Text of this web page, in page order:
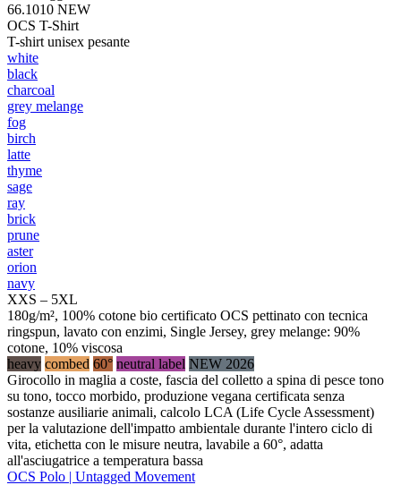
66.1010 NEW
OCS T-Shirt
T-shirt unisex pesante
white
black
charcoal
grey melange
fog
birch
latte
thyme
sage
ray
brick
prune
aster
orion
navy
XXS – 5XL
180g/m², 100% cotone bio certificato OCS pettinato con tecnica
ringspun, lavato con enzimi, Single Jersey, grey melange: 90%
cotone, 10% viscosa
heavy combed 60° neutral label NEW 2026
Girocollo in maglia a coste, fascia del colletto a spina di pesce tono
su tono, tocco morbido, produzione vegana certificata senza
sostanze ausiliarie animali, calcolo LCA (Life Cycle Assessment)
per la valutazione dell'impatto ambientale durante l'intero ciclo di
vita, etichetta con le misure neutra, lavabile a 60°, adatta
all'asciugatrice a temperatura bassa
OCS Polo | Untagged Movement